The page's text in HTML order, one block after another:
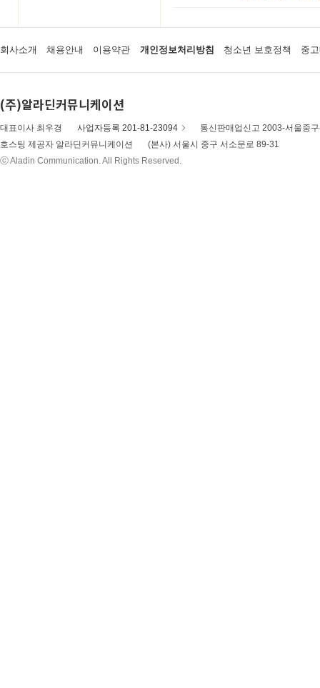
회사소개 채용안내 이용약관 개인정보처리방침 청소년 보호정책 중
(주)알라딘커뮤니케이션
대표이사 최우경 사업자등록 201-81-23094
통신판매업신고 2003-서울중
호스팅 제공자 알라딘커뮤니케이션
(본사) 서울시 중구 서소문로 89-31
ⓒ Aladin Communication. All Rights Reserved.